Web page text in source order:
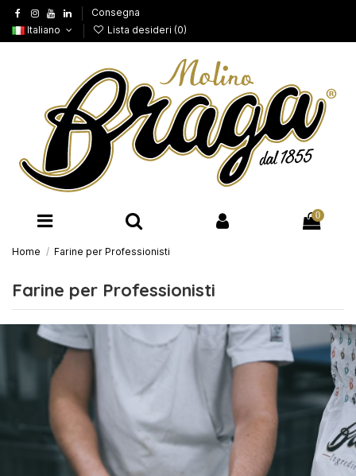
Consegna
Italiano
Lista desideri (0)
0
Home Farine per Professionisti
Farine per Professionisti